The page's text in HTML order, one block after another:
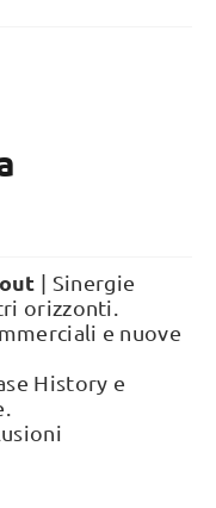
| Sinergie
orizzonti.
e nuove
History e